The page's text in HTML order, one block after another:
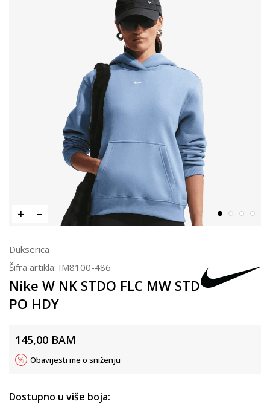
Dukserica
Šifra artikla: IM8100-486
Nike W NK STDO FLC MW STD
PO HDY
145,00 BAM
Obavijesti me o sniženju
Dostupno u više boja: